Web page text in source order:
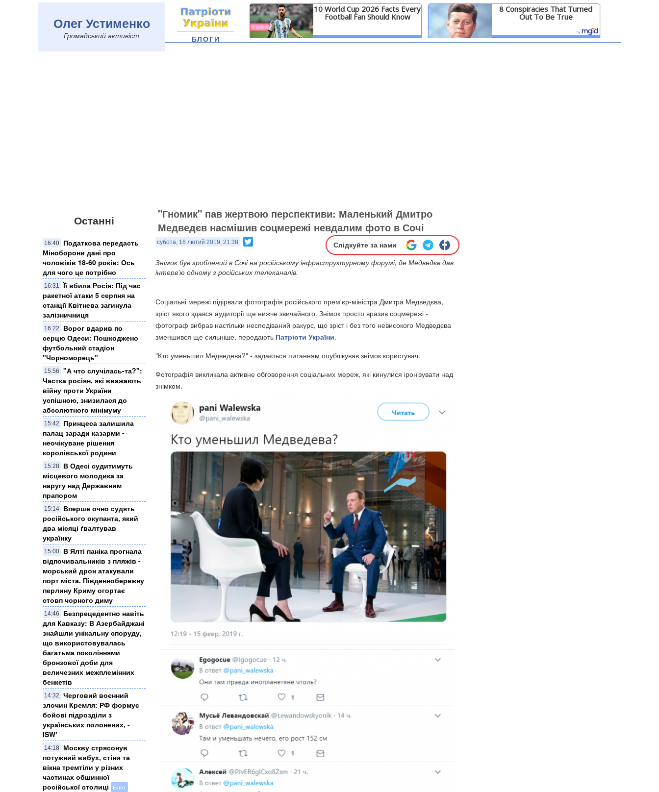
Олег Устименко
Громадський активіст
10 World Cup 2026 Facts Every
Football Fan Should Know
Детальніше
8 Conspiracies That Turned
Out To Be True
Детальніше
БЛОГИ
Останні
16:40
Податкова передасть
Міноборони дані про
чоловіків 18-60 років: Ось
для чого це потрібно
16:31
Її вбила Росія: Під час
ракетної атаки 5 серпня на
станції Квітнева загинула
залізничниця
16:22
Ворог вдарив по
серцю Одеси: Пошкоджено
футбольний стадіон
"Чорноморець"
15:56
"А что случілась-та?":
Частка росіян, які вважають
війну проти України
успішною, знизилася до
абсолютного мінімуму
15:42
Принцеса залишила
палац заради казарми -
неочікуване рішення
королівської родини
15:28
В Одесі судитимуть
місцевого молодика за
наругу над Державним
прапором
15:14
Вперше очно судять
російського окупанта, який
два місяці ґвалтував
українку
15:00
​В Ялті паніка прогнала
відпочивальників з пляжів -
морський дрон атакували
порт міста. Південнобережну
перлину Криму огортає
стовп чорного диму
14:46
Безпрецедентно навіть
для Кавказу: В Азербайджані
знайшли унікальну споруду,
що використовувалась
багатьма поколіннями
бронзової доби для
величезних межплемінних
бенкетів
14:32
Черговий воєнний
злочин Кремля: ​РФ формує
бойові підрозділи з
українських полонених, -
ISWʼ
14:18
Москву стрясонув
потужний вибух, стіни та
вікна тремтіли у різних
частинах обшинної
російської столиці
Блог
"Гномик" пав жертвою перспективи: Маленький Дмитро
Медведєв насмішив соцмережі невдалим фото в Сочі
субота, 16 лютий 2019, 21:38 Слідкуйте за нами
Знімок був зроблений в Сочі на російському інфраструктурному форумі, де Медведєв дав
інтерв'ю одному з російських телеканалів.
Соціальні мережі підірвала фотографія російського прем'єр-міністра Дмитра Медведєва,
зріст якого здався аудиторії ще нижче звичайного. Знімок просто вразив соцмережі -
фотограф вибрав настільки несподіваний ракурс, що зріст і без того невисокого Медведєва
зменшився ще сильніше, передають Патріоти України.
"Кто уменьшил Медведева?" - задається питанням опублікував знімок користувач.
Фотографія викликала активне обговорення соціальних мереж, які кинулися іронізувати над
знімком.